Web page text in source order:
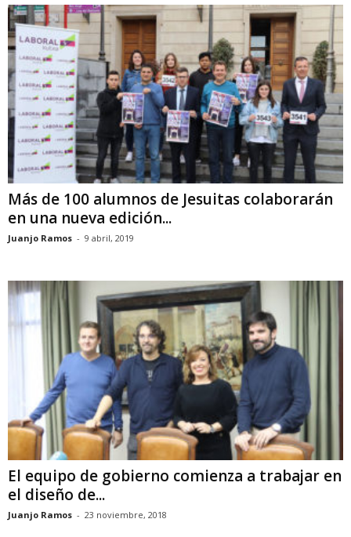
Más de 100 alumnos de Jesuitas colaborarán
en una nueva edición...
Juanjo Ramos - 9 abril, 2019
El equipo de gobierno comienza a trabajar en
el diseño de...
Juanjo Ramos - 23 noviembre, 2018